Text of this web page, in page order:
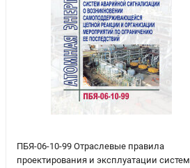
ПБЯ-06-10-99 Отраслевые правила
проектирования и эксплуатации систем